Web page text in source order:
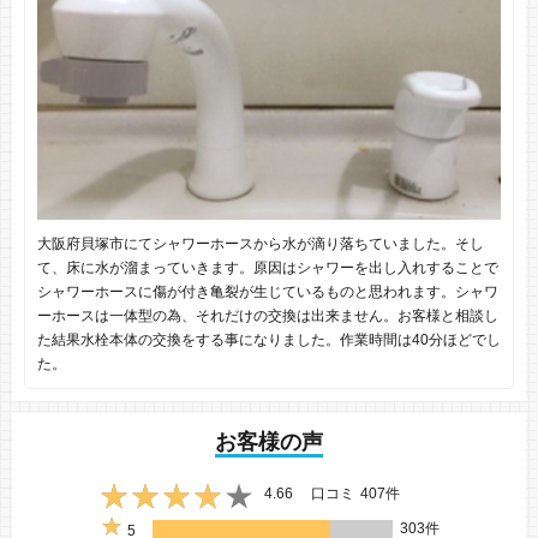
大阪府貝塚市にてシャワーホースから水が滴り落ちていました。そし
て、床に水が溜まっていきます。原因はシャワーを出し入れすることで
シャワーホースに傷が付き亀裂が生じているものと思われます。シャワ
ーホースは一体型の為、それだけの交換は出来ません。お客様と相談し
た結果水栓本体の交換をする事になりました。作業時間は40分ほどでし
た。
お客様の声
4.66 口コミ 407件
5
303件